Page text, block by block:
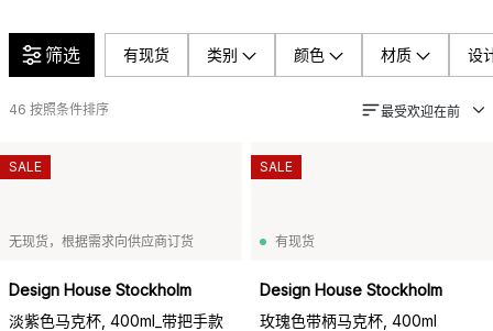
筛选 有现货 类别 颜色 材质 设
46 按照条件排序 最受欢迎在前
无现货，根据需求向供应商订货
Design House Stockholm
淡紫色马克杯, 400ml_带把手款
SALE
有现货
Design House Stockholm
玫瑰色带柄马克杯, 400ml
SALE